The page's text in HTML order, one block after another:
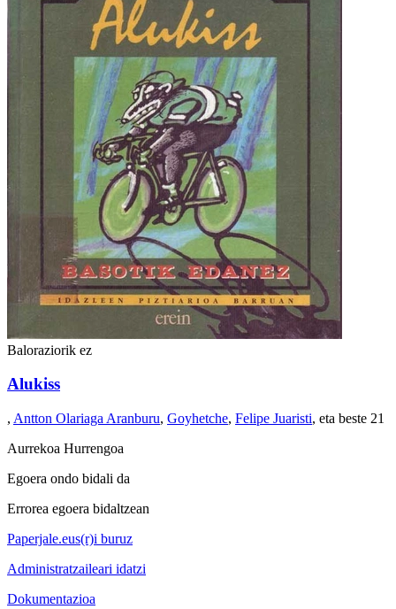
Baloraziorik ez
Alukiss
, Antton Olariaga Aranburu, Goyhetche, Felipe Juaristi, eta beste 21
Aurrekoa Hurrengoa
Egoera ondo bidali da
Errorea egoera bidaltzean
Paperjale.eus(r)i buruz
Administratzaileari idatzi
Dokumentazioa